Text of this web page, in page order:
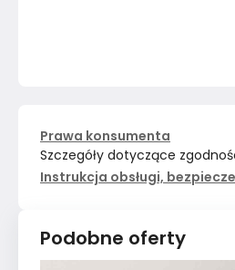
Prawa konsumenta
Szczegóły dotyczące
Instrukcja obsługi,
Podobne oferty